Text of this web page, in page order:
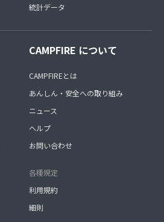
統計データ
CAMPFIRE について
CAMPFIREとは
あんしん・安全への取り組み
ニュース
ヘルプ
お問い合わせ
各種規定
利用規約
細則